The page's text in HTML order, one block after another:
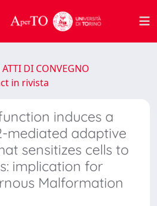
DI CONVEGNO
in rivista
induces a
mediated adaptive
sensitizes cells to
implication for
Malformation